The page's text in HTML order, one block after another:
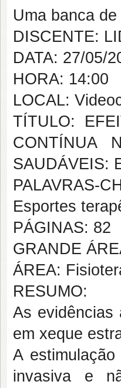
Uma banca
DISCENTE:
DATA: 27/05/
HORA: 14:00
LOCAL:
TÍTULO:
CONTÍNUA
SAUDÁVEIS:
PALAVRAS-
Esportes
PÁGINAS: 82
GRANDE
ÁREA:
RESUMO:
As evidências
em xeque
A
invasiva e